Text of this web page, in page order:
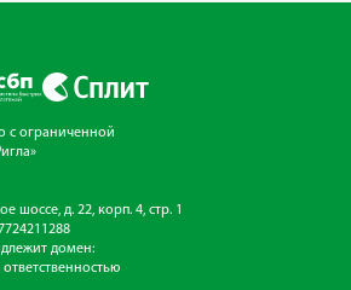
с ограниченной
шоссе, д. 22, корп. 4, стр. 1
домен: